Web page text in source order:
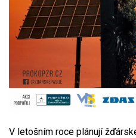
V letošním roce plánují